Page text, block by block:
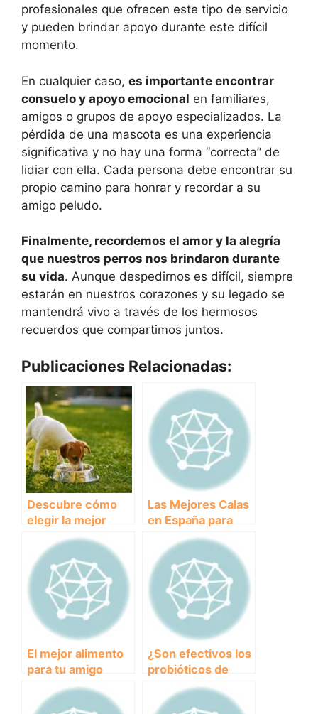
profesionales que ofrecen este tipo de servicio
y pueden brindar apoyo durante este difícil
momento.
En cualquier caso, es importante encontrar
consuelo y apoyo emocional en familiares,
amigos o grupos de apoyo especializados. La
pérdida de una mascota es una experiencia
significativa y no hay una forma “correcta” de
lidiar con ella. Cada persona debe encontrar su
propio camino para honrar y recordar a su
amigo peludo.
Finalmente, recordemos el amor y la alegría
que nuestros perros nos brindaron durante
su vida. Aunque despedirnos es difícil, siempre
estarán en nuestros corazones y su legado se
mantendrá vivo a través de los hermosos
recuerdos que compartimos juntos.
Publicaciones Relacionadas:
Descubre cómo
elegir la mejor
golosina para
perros
Las Mejores Calas
en España para
Disfrutar con tu
Perro
El mejor alimento
para tu amigo
peludo: descubre
los beneficios del
¿Son efectivos los
probióticos de
humanos en la
salud de los